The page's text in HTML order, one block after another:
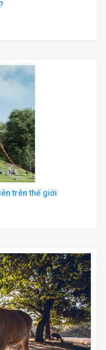
trên thế giới